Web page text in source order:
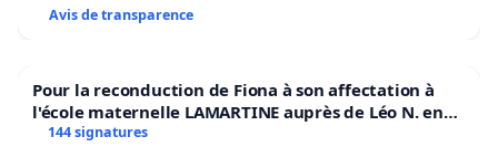
Avis de transparence
Pour la reconduction de Fiona à son affectation à
l'école maternelle LAMARTINE auprès de Léo N. en
2026/2027
144 signatures